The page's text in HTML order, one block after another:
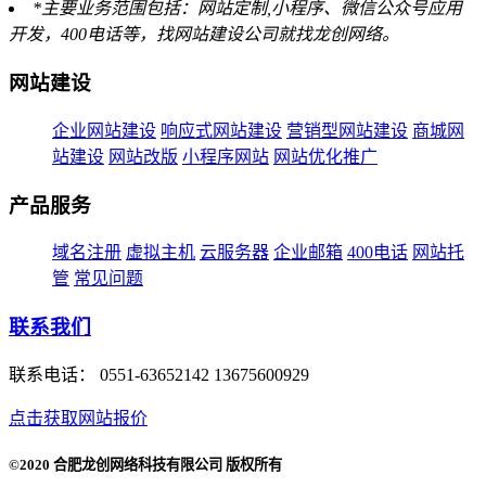
*主要业务范围包括：网站定制,小程序、微信公众号应用
开发，400电话等，找网站建设公司就找龙创网络。
网站建设
企业网站建设 响应式网站建设 营销型网站建设 商城网
站建设 网站改版 小程序网站 网站优化推广
产品服务
域名注册 虚拟主机 云服务器 企业邮箱 400电话 网站托
管 常见问题
联系我们
联系电话： 0551-63652142 13675600929
点击获取网站报价
©2020 合肥龙创网络科技有限公司 版权所有